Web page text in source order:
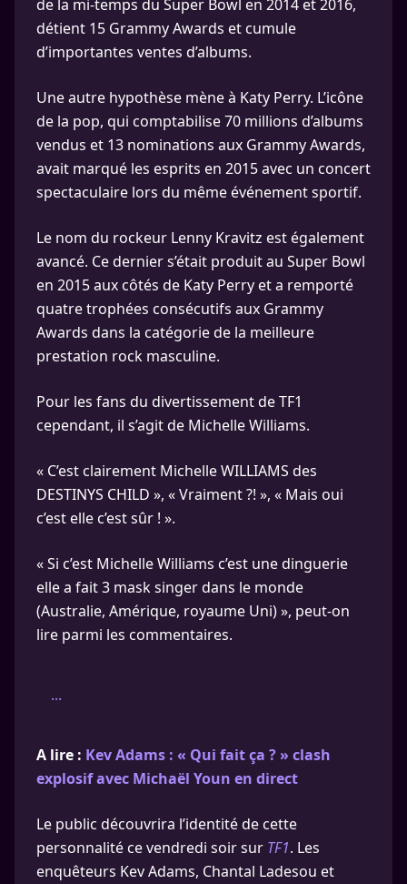
de la mi-temps du Super Bowl en 2014 et 2016,
détient 15 Grammy Awards et cumule
d’importantes ventes d’albums.
Une autre hypothèse mène à Katy Perry. L’icône
de la pop, qui comptabilise 70 millions d’albums
vendus et 13 nominations aux Grammy Awards,
avait marqué les esprits en 2015 avec un concert
spectaculaire lors du même événement sportif.
Le nom du rockeur Lenny Kravitz est également
avancé. Ce dernier s’était produit au Super Bowl
en 2015 aux côtés de Katy Perry et a remporté
quatre trophées consécutifs aux Grammy
Awards dans la catégorie de la meilleure
prestation rock masculine.
Pour les fans du divertissement de TF1
cependant, il s’agit de Michelle Williams.
« C’est clairement Michelle WILLIAMS des
DESTINYS CHILD », « Vraiment ?! », « Mais oui
c’est elle c’est sûr ! ».
« Si c’est Michelle Williams c’est une dinguerie
elle a fait 3 mask singer dans le monde
(Australie, Amérique, royaume Uni) », peut-on
lire parmi les commentaires.
...
A lire : Kev Adams : « Qui fait ça ? » clash
explosif avec Michaël Youn en direct
Le public découvrira l’identité de cette
personnalité ce vendredi soir sur TF1. Les
enquêteurs Kev Adams, Chantal Ladesou et